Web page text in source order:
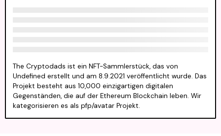
The Cryptodads ist ein NFT-Sammlerstück, das von
Undefined erstellt und am 8.9.2021 veröffentlicht wurde. Das
Projekt besteht aus 10,000 einzigartigen digitalen
Gegenständen, die auf der Ethereum Blockchain leben. Wir
kategorisieren es als pfp/avatar Projekt.